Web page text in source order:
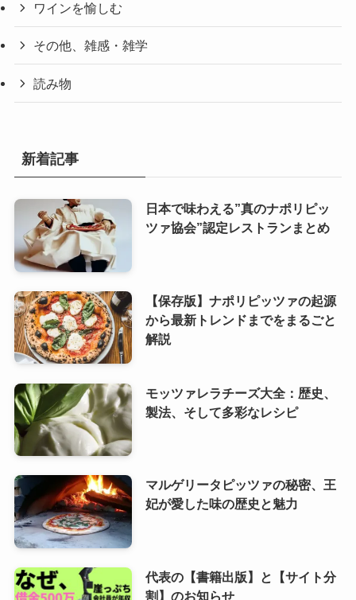
ワインを愉しむ
その他、雑感・雑学
読み物
新着記事
日本で味わえる”真のナポリピッ
ツァ協会”認定レストランまとめ
【保存版】ナポリピッツァの起源
から最新トレンドまでをまるごと
解説
モッツァレラチーズ大全：歴史、
製法、そして多彩なレシピ
マルゲリータピッツァの秘密、王
妃が愛した味の歴史と魅力
代表の【書籍出版】と【サイト分
割】のお知らせ